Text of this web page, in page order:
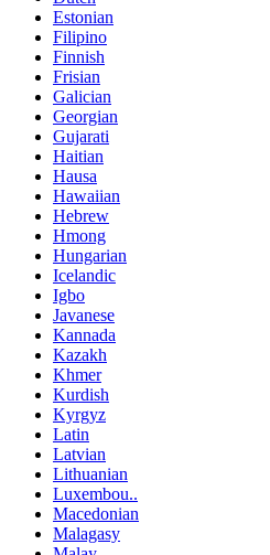
Estonian
Filipino
Finnish
Frisian
Galician
Georgian
Gujarati
Haitian
Hausa
Hawaiian
Hebrew
Hmong
Hungarian
Icelandic
Igbo
Javanese
Kannada
Kazakh
Khmer
Kurdish
Kyrgyz
Latin
Latvian
Lithuanian
Luxembou..
Macedonian
Malagasy